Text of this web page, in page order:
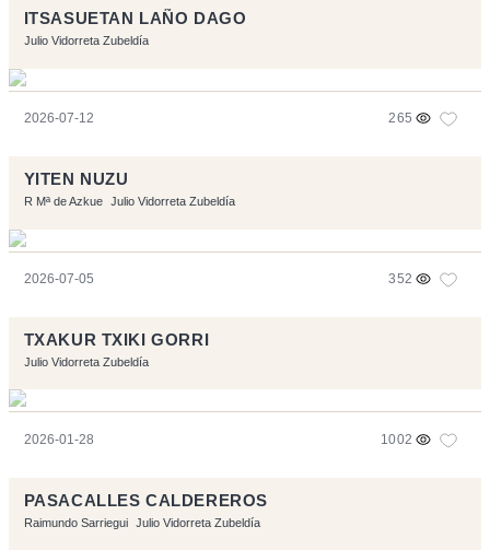
ITSASUETAN LAÑO DAGO
Julio Vidorreta Zubeldía
2026-07-12 265
YITEN NUZU
R Mª de Azkue Julio Vidorreta Zubeldía
2026-07-05 352
TXAKUR TXIKI GORRI
Julio Vidorreta Zubeldía
2026-01-28 1002
PASACALLES CALDEREROS
Raimundo Sarriegui Julio Vidorreta Zubeldía